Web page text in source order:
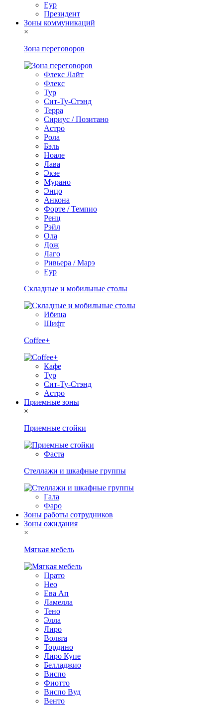
Еур
Президент
Зоны коммуникаций
×
Зона переговоров
Флекс Лайт
Флекс
Тур
Сит-Ту-Стэнд
Терра
Сириус / Позитано
Астро
Рола
Бэль
Ноале
Лава
Экзе
Мурано
Энцо
Анкона
Форте / Темпио
Ренц
Рэйл
Ола
Дож
Лаго
Ривьера / Марэ
Еур
Складные и мобильные столы
Ибица
Шифт
Coffee+
Кафе
Тур
Сит-Ту-Стэнд
Астро
Приемные зоны
×
Приемные стойки
Фаста
Стеллажи и шкафные группы
Гала
Фаро
Зоны работы сотрудников
Зоны ожидания
×
Мягкая мебель
Прато
Нео
Ева Ап
Ламелла
Тено
Элла
Лиро
Вольта
Тордино
Лиро Купе
Белладжио
Виспо
Фиотто
Виспо Вуд
Венто